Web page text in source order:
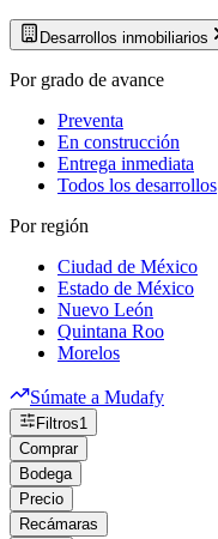
Desarrollos inmobiliarios
Por grado de avance
Preventa
En construcción
Entrega inmediata
Todos los desarrollos
Por región
Ciudad de México
Estado de México
Nuevo León
Quintana Roo
Morelos
Súmate a Mudafy
Filtros1
Comprar
Bodega
Precio
Recámaras